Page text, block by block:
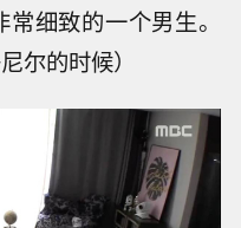
细致的一个男生。
尔的时候）